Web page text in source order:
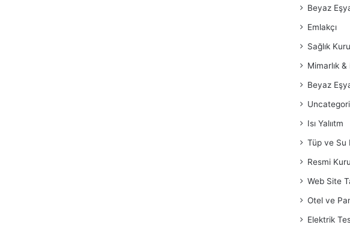
Beyaz
Emlakçı
Sağlık
Mimarlık
Beyaz
Isı Yalııtm
Tüp ve Su
Resmi
Web Site
Otel ve
Elektrik